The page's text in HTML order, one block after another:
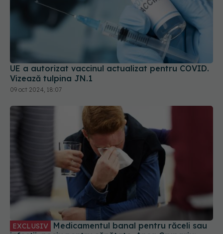
UE a autorizat vaccinul actualizat pentru COVID.
Vizează tulpina JN.1
09 oct 2024, 18:07
EXCLUSIV Medicamentul banal pentru răceli sau
infecții, nociv pentru sănătate. Anca Crupariu:
Efect dramatic
21 noi 2023, 18:11